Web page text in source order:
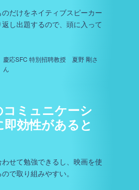
だけをネイティブスピーカー
し出題するので、頭に入って
慶応SFC 特別招聘教授 夏野 剛さ
ん
コミュニケーシ
即効性があると
せて勉強できるし、映画を使
で取り組みやすい。